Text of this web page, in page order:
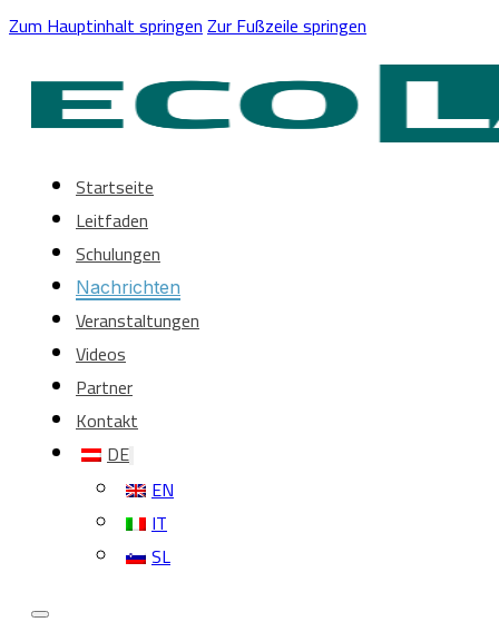
Zum Hauptinhalt springenZur Fußzeile springen
Startseite
Leitfaden
Schulungen
Nachrichten
Veranstaltungen
Videos
Partner
Kontakt
DE
EN
IT
SL